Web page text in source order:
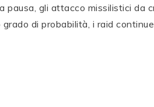
pausa, gli attacco missilistici da
grado di probabilità, i raid